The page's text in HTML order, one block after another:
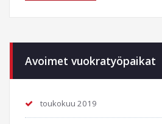
Avoimet vuokratyöpaikat
toukokuu 2019